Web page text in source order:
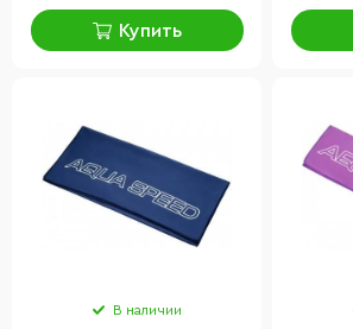
Купить
В наличии